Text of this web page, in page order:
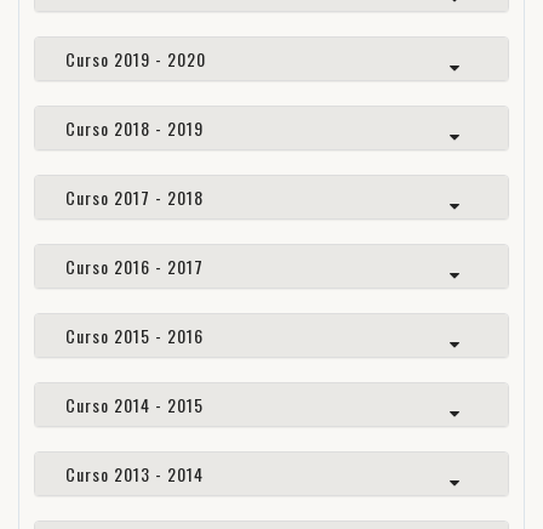
Curso 2019 - 2020
Curso 2018 - 2019
Curso 2017 - 2018
Curso 2016 - 2017
Curso 2015 - 2016
Curso 2014 - 2015
Curso 2013 - 2014